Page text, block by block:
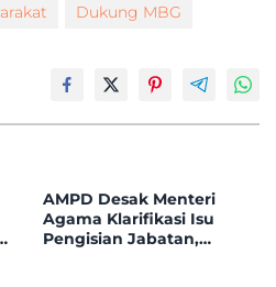
Dukung MBG
AMPD Desak Menteri
Agama Klarifikasi Isu
Pengisian Jabatan,